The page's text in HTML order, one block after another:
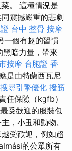
。 這種情況是
震撼嚴重的悲劇
台中 整骨 按摩
一個有趣的習慣
黑暗力量，帶來
按摩 台胞證 香
是由特蘭西瓦尼
搜尋引擎優化 撥筋
任保險（kgfb）
受歡迎的服裝包
，小丑和動物。
受歡迎，例如超
的公眾所有